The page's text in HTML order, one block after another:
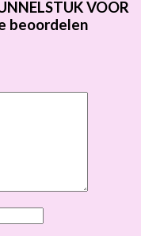
VOOR
beoordelen